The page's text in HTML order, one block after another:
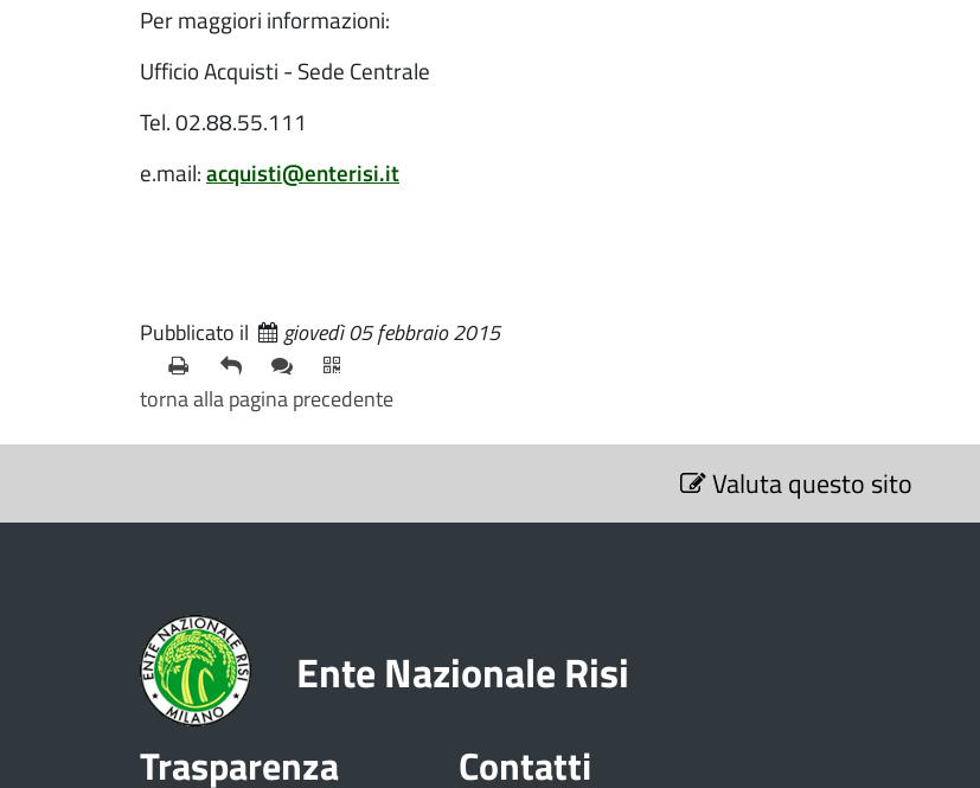
Per maggiori informazioni:
Ufficio Acquisti - Sede Centrale
Tel. 02.88.55.111
e.mail:acquisti@enterisi.it
Pubblicato il giovedì 05 febbraio 2015
torna alla pagina precedente
e Valuta questo sito
Ente Nazionale Risi
Trasparenza Contatti